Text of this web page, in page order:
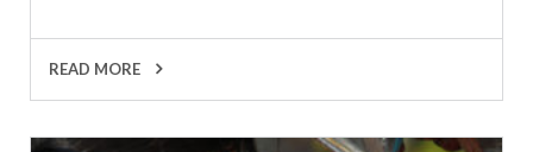
READ MORE